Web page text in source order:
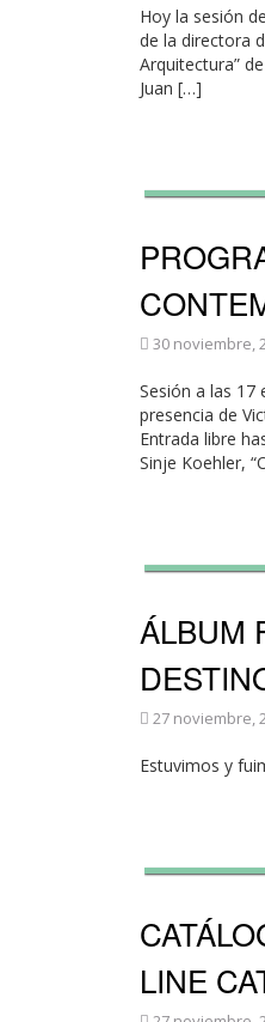
Hoy la sesión
de la directora
Arquitectura”
Juan […]
30 noviembre,
Sesión a las 17
presencia de
Entrada libre
Sinje Koehler,
ÁLBUM
27 noviembre,
Estuvimos y
LINE